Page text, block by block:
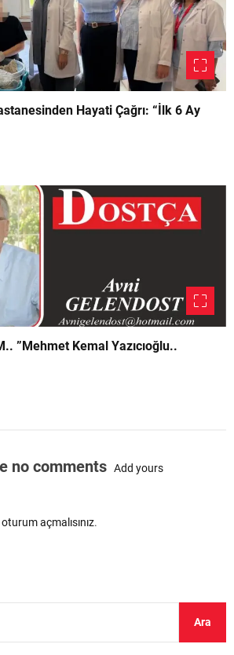
Hayati Çağrı: “İlk 6 Ay
“HER KENT’E LAZIM.. ”Mehmet Kemal Yazıcıoğlu..
no comments Add yours
oturum açmalısınız.
Ara